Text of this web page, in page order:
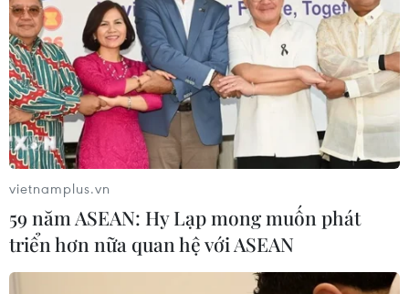
vietnamplus.vn
59 năm ASEAN: Hy Lạp mong muốn phát
triển hơn nữa quan hệ với ASEAN